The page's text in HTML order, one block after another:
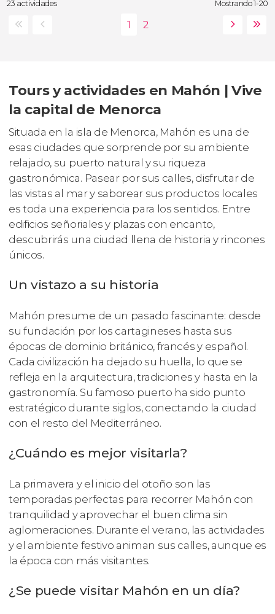
23 actividades Mostrando 1-20
Tours y actividades en Mahón | Vive
la capital de Menorca
Situada en la isla de Menorca, Mahón es una de
esas ciudades que sorprende por su ambiente
relajado, su puerto natural y su riqueza
gastronómica. Pasear por sus calles, disfrutar de
las vistas al mar y saborear sus productos locales
es toda una experiencia para los sentidos. Entre
edificios señoriales y plazas con encanto,
descubrirás una ciudad llena de historia y rincones
únicos.
Un vistazo a su historia
Mahón presume de un pasado fascinante: desde
su fundación por los cartagineses hasta sus
épocas de dominio británico, francés y español.
Cada civilización ha dejado su huella, lo que se
refleja en la arquitectura, tradiciones y hasta en la
gastronomía. Su famoso puerto ha sido punto
estratégico durante siglos, conectando la ciudad
con el resto del Mediterráneo.
¿Cuándo es mejor visitarla?
La primavera y el inicio del otoño son las
temporadas perfectas para recorrer Mahón con
tranquilidad y aprovechar el buen clima sin
aglomeraciones. Durante el verano, las actividades
y el ambiente festivo animan sus calles, aunque es
la época con más visitantes.
¿Se puede visitar Mahón en un día?